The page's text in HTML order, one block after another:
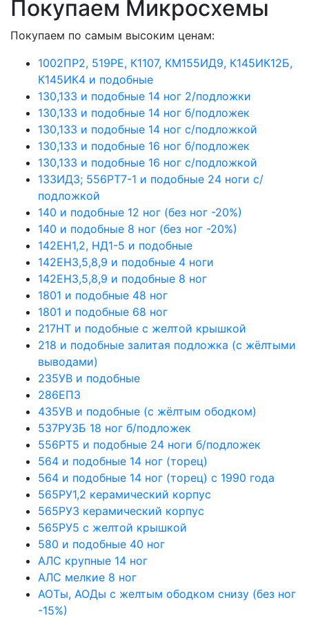
Покупаем Микросхемы
Покупаем по самым высоким ценам:
1002ПР2, 519РЕ, К1107, КМ155ИД9, К145ИК12Б,
К145ИК4 и подобные
130,133 и подобные 14 ног 2/подложки
130,133 и подобные 14 ног б/подложек
130,133 и подобные 14 ног с/подложкой
130,133 и подобные 16 ног б/подложек
130,133 и подобные 16 ног с/подложкой
133ИД3; 556РТ7-1 и подобные 24 ноги с/
подложкой
140 и подобные 12 ног (без ног -20%)
140 и подобные 8 ног (без ног -20%)
142ЕН1,2, НД1-5 и подобные
142ЕН3,5,8,9 и подобные 4 ноги
142ЕН3,5,8,9 и подобные 8 ног
1801 и подобные 48 ног
1801 и подобные 68 ног
217НТ и подобные с желтой крышкой
218 и подобные залитая подложка (с жёлтыми
выводами)
235УВ и подобные
286ЕП3
435УВ и подобные (с жёлтым ободком)
537РУ3Б 18 ног б/подложек
556РТ5 и подобные 24 ноги б/подложек
564 и подобные 14 ног (торец)
564 и подобные 14 ног (торец) с 1990 года
565РУ1,2 керамический корпус
565РУ3 керамический корпус
565РУ5 с желтой крышкой
580 и подобные 40 ног
АЛС крупные 14 ног
АЛС мелкие 8 ног
АОТы, АОДы с желтым ободком снизу (без ног
-15%)